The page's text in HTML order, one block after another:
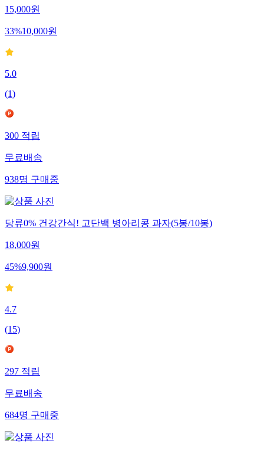
15,000원
33%10,000원
5.0
(1)
300 적립
무료배송
938명 구매중
당류0% 건강간식! 고단백 병아리콩 과자(5봉/10봉)
18,000원
45%9,900원
4.7
(15)
297 적립
무료배송
684명 구매중